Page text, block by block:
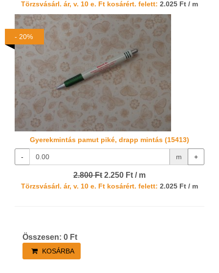
Törzsvásárl. ár, v. 10 e. Ft kosárért. felett: 2.025 Ft / m
Gyerekmintás pamut piké, drapp mintás (15413)
- m +
2.800 Ft 2.250 Ft / m
Törzsvásárl. ár, v. 10 e. Ft kosárért. felett: 2.025 Ft / m
- 20%
Összesen: 0 Ft
KOSÁRBA